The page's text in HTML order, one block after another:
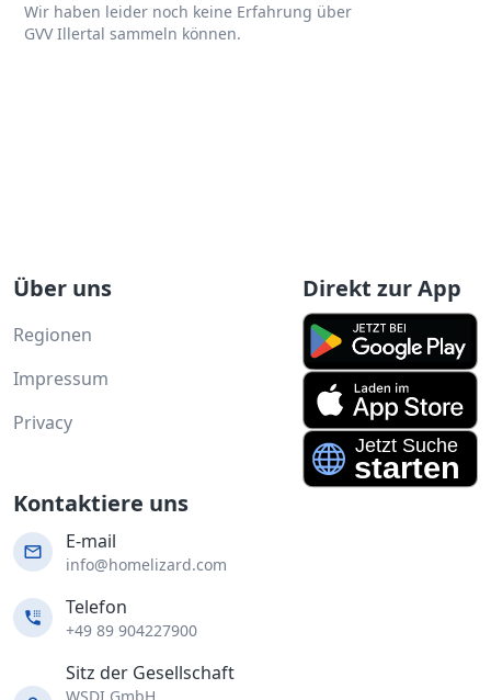
Wir haben leider noch keine Erfahrung über
GVV Illertal sammeln können.
Über uns
Regionen
Impressum
Privacy
Direkt zur App
Kontaktiere uns
E-mail
info@homelizard.com
Telefon
+49 89 904227900
Sitz der Gesellschaft